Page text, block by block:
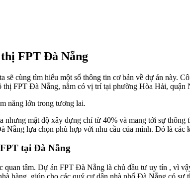
FPT Đà Nẵng
sẽ cùng tìm hiểu một số thông tin cơ bản về dự án này.
thị FPT Đà Nẵng, nằm có vị trí tại phường Hòa Hải,
năng lớn trong tương lai.
mật độ xây dựng chỉ từ 40% và mang tới sự
lựa chọn phù hợp với nhu cầu của mình. Đó là các
tại Đà Nẵng
tâm. Dự án FPT Đà Nẵng là chủ đầu tư uy tín , vì
hàng, giúp cho các quý cư dân nhà phố Đà Nẵng có